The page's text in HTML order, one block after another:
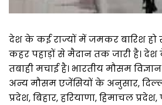
देश के कई राज्यों में जमकर बारिश हो
कहर पहाड़ों से मैदान तक जारी है।
तबाही मचाई है। भारतीय मौसम
अन्य मौसम एजेंसियों के अनुसार,
प्रदेश, बिहार, हरियाणा, हिमाचल